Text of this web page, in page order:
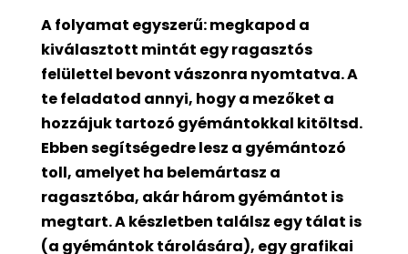
A folyamat egyszerű: megkapod a
kiválasztott mintát egy ragasztós
felülettel bevontvászonra nyomtatva. A
te feladatod annyi, hogy a mezőket a
hozzájuk tartozó gyémántokkal kitöltsd.
Ebben segítségedre lesz a gyémántozó
toll, amelyet ha belemártasz a
ragasztóba, akár három gyémántot is
megtart. A készletben találsz egy tálat is
(a gyémántok tárolására), egy grafikai